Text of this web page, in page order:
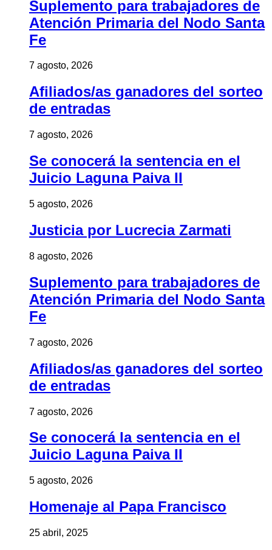
Suplemento para trabajadores de
Atención Primaria del Nodo Santa
Fe
7 agosto, 2026
Afiliados/as ganadores del sorteo
de entradas
7 agosto, 2026
Se conocerá la sentencia en el
Juicio Laguna Paiva II
5 agosto, 2026
Justicia por Lucrecia Zarmati
8 agosto, 2026
Suplemento para trabajadores de
Atención Primaria del Nodo Santa
Fe
7 agosto, 2026
Afiliados/as ganadores del sorteo
de entradas
7 agosto, 2026
Se conocerá la sentencia en el
Juicio Laguna Paiva II
5 agosto, 2026
Homenaje al Papa Francisco
25 abril, 2025